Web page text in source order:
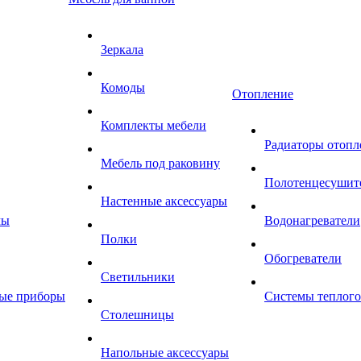
приборы
Зеркала
Комоды
Комплекты мебели
Мебель под раковину
Настенные аксессуары
Полки
Светильники
Столешницы
Напольные аксессуары
Отопление
Радиаторы
Водонагреватели
Обогреватели
Системы